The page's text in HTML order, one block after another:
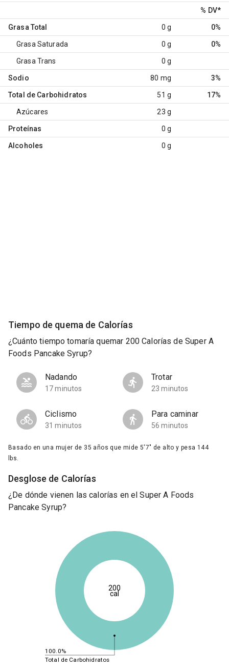
% DV*
Grasa Total 0 g 0%
Grasa Saturada 0 g 0%
Grasa Trans 0 g
Sodio 80 mg 3%
Total de Carbohidratos 51 g 17%
Azúcares 23 g
Proteínas 0 g
Alcoholes 0 g
Tiempo de quema de Calorías
¿Cuánto tiempo tomaría quemar 200 Calorías de Super A
Foods Pancake Syrup?
Nadando
17 minutos
Trotar
23 minutos
Ciclismo
31 minutos
Para caminar
56 minutos
Basado en una mujer de 35 años que mide 5'7" de alto y pesa 144
lbs.
Desglose de Calorías
¿De dónde vienen las calorías en el Super A Foods
Pancake Syrup?
100.0%
Total de Carbohidratos
200
cal